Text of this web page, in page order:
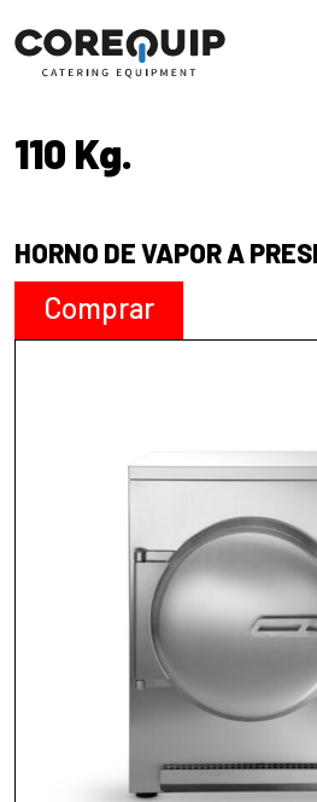
Navegación principal
110 Kg.
HORNO DE VAPOR A
Comprar